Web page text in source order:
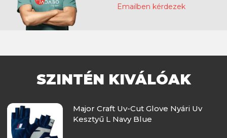
Emailben kérdezek
SZINTÉN KIVÁLÓAK
Major Craft Uv-Cut Glove Nyári Uv
Kesztyű L Navy Blue